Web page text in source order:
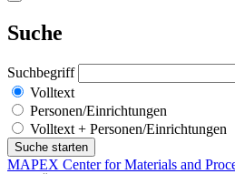
Suche
Suchbegriff
Volltext
Personen/Einrichtungen
Volltext + Personen/Einrichtungen
MAPEX Center for Materials and